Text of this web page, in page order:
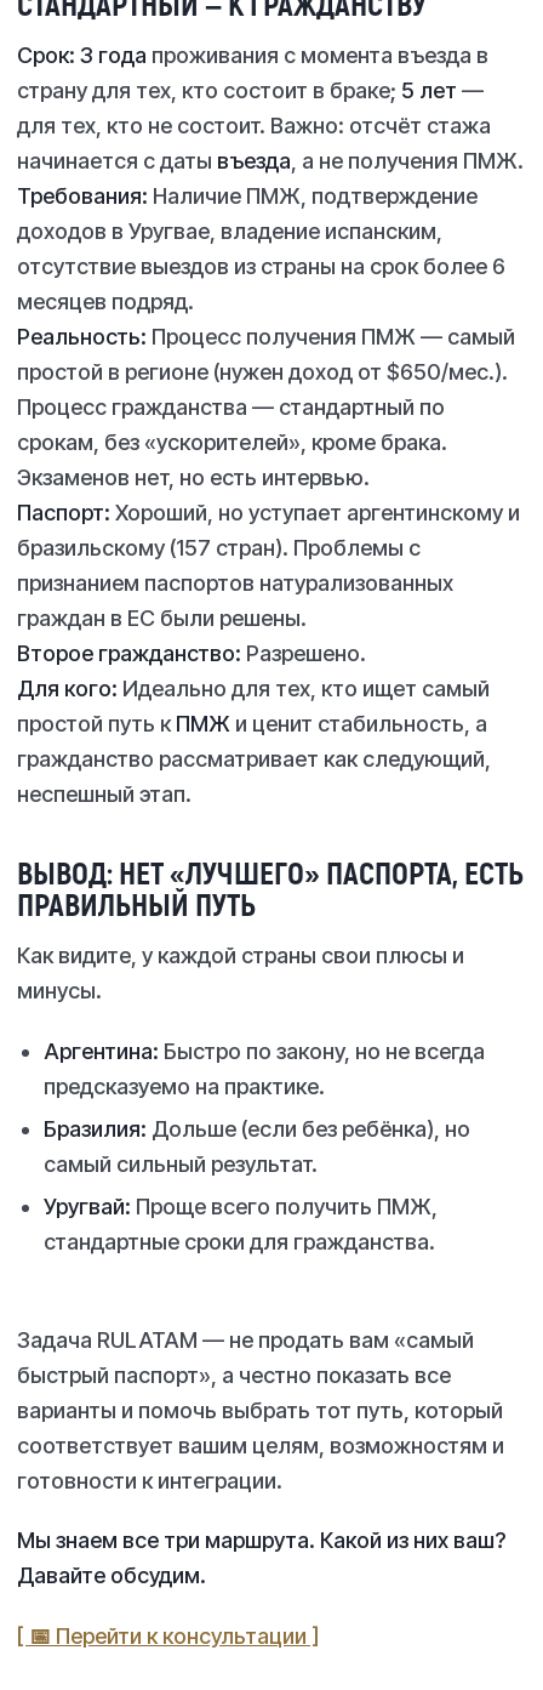
Срок: 3 года проживания с момента въезда в
страну для тех, кто состоит в браке; 5 лет —
для тех, кто не состоит. Важно: отсчёт стажа
начинается с даты въезда , а не получения ПМЖ.
Требования: Наличие ПМЖ, подтверждение
доходов в Уругвае, владение испанским,
отсутствие выездов из страны на срок более 6
месяцев подряд.
Реальность: Процесс получения ПМЖ — самый
простой в регионе (нужен доход от $650/мес.).
Процесс гражданства — стандартный по
срокам, без «ускорителей», кроме брака.
Экзаменов нет, но есть интервью.
Паспорт: Хороший, но уступает аргентинскому и
бразильскому (157 стран). Проблемы с
признанием паспортов натурализованных
граждан в ЕС были решены.
Второе гражданство: Разрешено.
Для кого: Идеально для тех, кто ищет самый
простой путь кПМЖ и ценит стабильность, а
гражданство рассматривает как следующий,
неспешный этап.
ВЫВОД: НЕТ «ЛУЧШЕГО» ПАСПОРТА, ЕСТЬ
ПРАВИЛЬНЫЙ ПУТЬ
Как видите, у каждой страны свои плюсы и
минусы.
Аргентина: Быстро по закону, но не всегда
предсказуемо на практике.
Бразилия: Дольше (если без ребёнка), но
самый сильный результат.
Уругвай: Проще всего получить ПМЖ,
стандартные сроки для гражданства.
Задача RULATAM — не продать вам «самый
быстрый паспорт», а честно показать все
варианты и помочь выбрать тот путь, который
соответствует вашим целям, возможностям и
готовности к интеграции.
Мы знаем все три маршрута. Какой из них ваш?
Давайте обсудим.
[ 📅 Перейти к консультации ]